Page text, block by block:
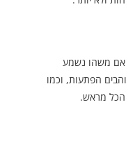
אם משהו נשמע
הפתעות, וכמו
הכל מראש.